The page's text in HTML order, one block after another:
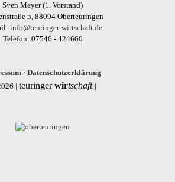
Sven Meyer (1. Vorstand)
5, 88094 Oberteuringen
info@teuringer-wirtschaft.de
Telefon: 07546 - 424660
· Datenschutzerklärung
| teuringerwirtschaft |